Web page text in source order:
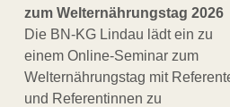
zum Welternährungstag 2026
Die BN-KG Lindau lädt ein zu
einem Online-Seminar zum
Welternährungstag mit
und Referentinnen zu